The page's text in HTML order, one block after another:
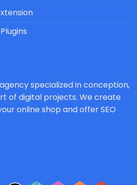
specialized in conception,
of digital projects. We create
online shop and offer SEO